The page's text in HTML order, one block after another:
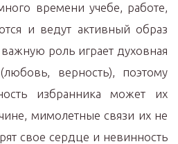
времени учебе, работе,
и ведут активный образ
роль играет духовная
верность), поэтому
избранника может их
мимолетные связи их не
свое сердце и невинность